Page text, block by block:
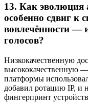
13. Как эволюция
особенно сдвиг к
вовлечённости —
голосов?
Низкокачественную
высококачественную
платформы
добавил ротацию IP, и
фингерпринт